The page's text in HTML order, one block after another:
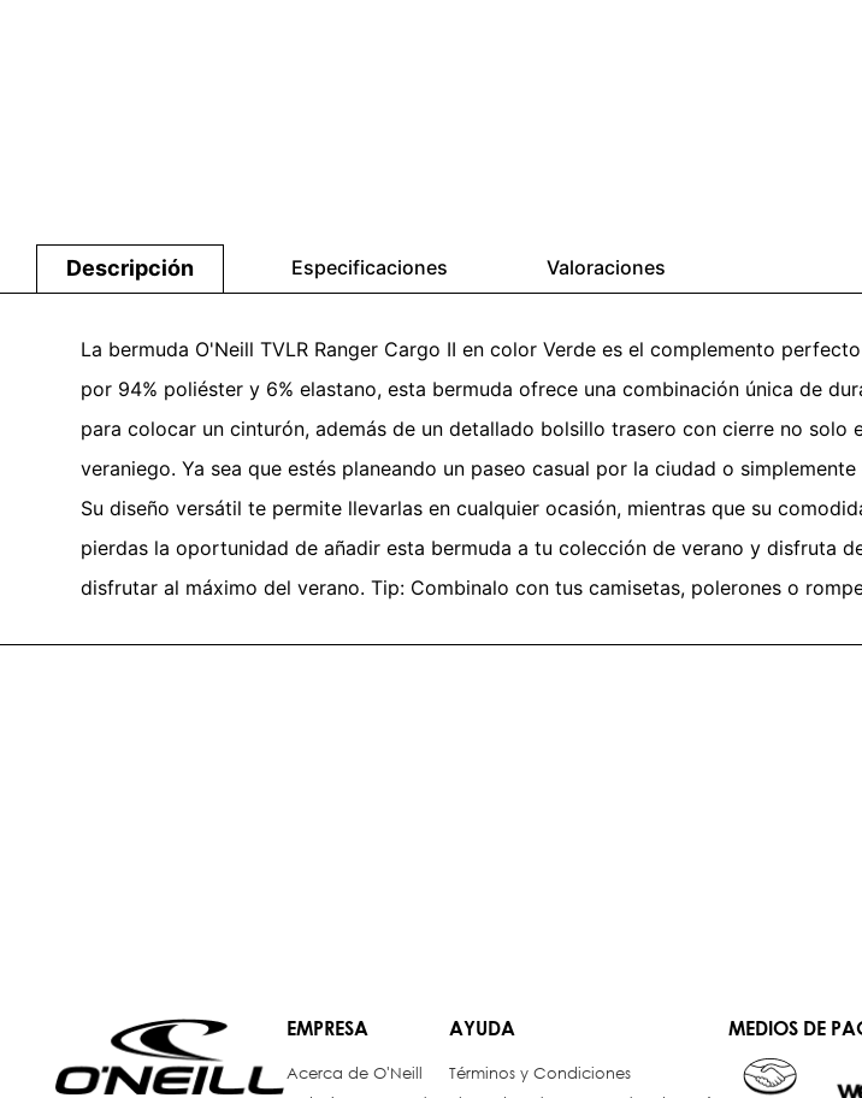
Descripción Especificaciones Valoraciones
La bermuda O'Neill TVLR Ranger Cargo II en color Verde es el complemento
por 94% poliéster y 6% elastano, esta bermuda ofrece una combinación única de
para colocar un cinturón, además de un detallado bolsillo trasero con cierre no
veraniego. Ya sea que estés planeando un paseo casual por la ciudad o
Su diseño versátil te permite llevarlas en cualquier ocasión, mientras que su
pierdas la oportunidad de añadir esta bermuda a tu colección de verano y disfruta
disfrutar al máximo del verano. Tip: Combinalo con tus camisetas, polerones o
EMPRESA
Acerca de O'Neill
AYUDA
Términos y Condiciones
MEDIOS DE